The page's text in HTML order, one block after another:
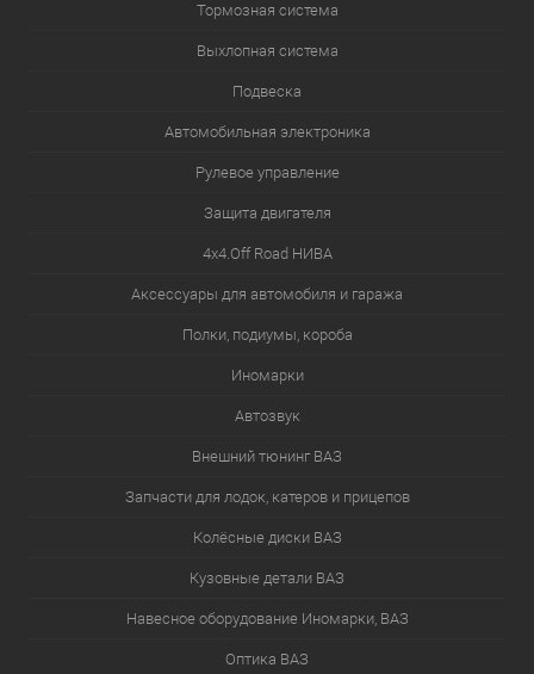
Тормозная система
Выхлопная система
Подвеска
Автомобильная электроника
Рулевое управление
Защита двигателя
4х4.Off Road НИВА
Аксессуары для автомобиля и гаража
Полки, подиумы, короба
Иномарки
Автозвук
Внешний тюнинг ВАЗ
Запчасти для лодок, катеров и прицепов
Колёсные диски ВАЗ
Кузовные детали ВАЗ
Навесное оборудование Иномарки, ВАЗ
Оптика ВАЗ